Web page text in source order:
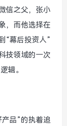
信之父，张小
，而他选择在
“幕后投资人”
技领域的一次
辑。
品”的执着追